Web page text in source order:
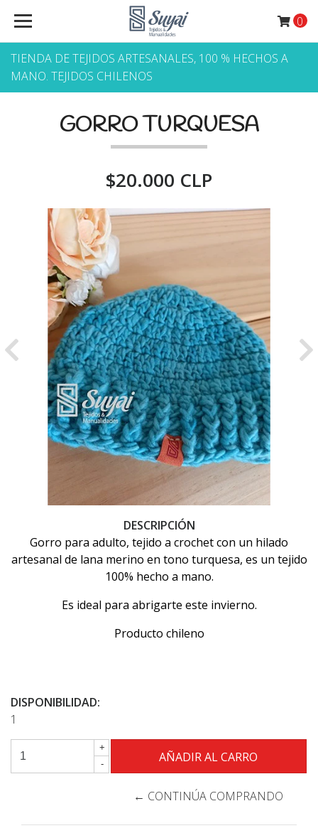
TIENDA DE TEJIDOS ARTESANALES, 100 % HECHOS A
MANO. TEJIDOS CHILENOS
0
GORRO TURQUESA
$20.000 CLP
Previous
DESCRIPCIÓN
Gorro para adulto, tejido a crochet con un hilado
artesanal de lana merino en tono turquesa, es un tejido
100% hecho a mano.
Es ideal para abrigarte este invierno.
Producto chileno
DISPONIBILIDAD:
1
+
-
← CONTINÚA COMPRANDO